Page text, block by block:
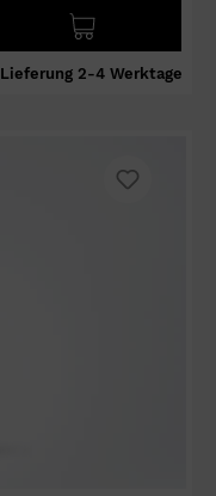
Lieferung 2-4 Werktage